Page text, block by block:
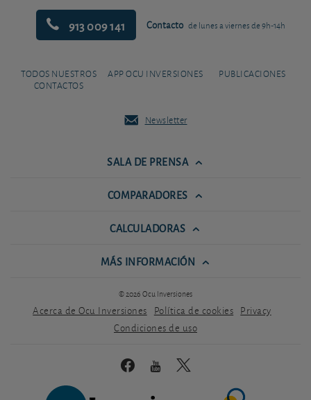
913 009 141 Contacto de lunes a viernes de 9h-14h
TODOS NUESTROS
CONTACTOS
APP OCU INVERSIONES PUBLICACIONES
Newsletter
SALA DE PRENSA
COMPARADORES
CALCULADORAS
MÁS INFORMACIÓN
© 2026 Ocu Inversiones
Acerca de Ocu Inversiones Política de cookies Privacy
Condiciones de uso